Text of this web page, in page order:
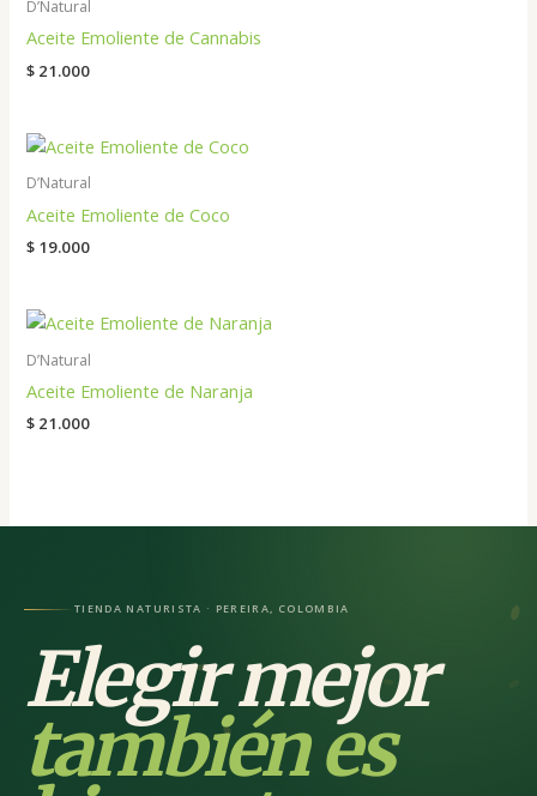
D’Natural
Aceite Emoliente de Cannabis
$ 21.000
D’Natural
Aceite Emoliente de Coco
$ 19.000
D’Natural
Aceite Emoliente de Naranja
$ 21.000
TIENDA NATURISTA · PEREIRA, COLOMBIA
Elegir mejor
también es